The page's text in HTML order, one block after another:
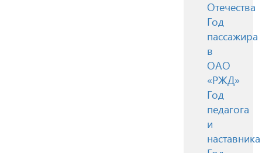
Отечества
Год
пассажира
в
ОАО
«РЖД»
Год
педагога
и
наставника